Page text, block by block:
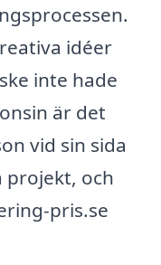
idéer
inte hade
är det
vid sin sida
projekt, och
pris.se